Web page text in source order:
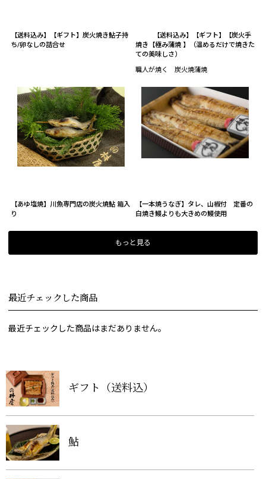
【送料込み】【ギフト】炭火焼き鮎子持
ち/卵なしの詰合せ
【送料込み】【ギフト】【炭火手
焼き【極み蒲焼 】（温めるだけで焼きた
ての美味しさ）
職人が焼く 炭火焼蒲焼
【あゆ塩焼】川魚専門店の炭火焼鮎 箱入
り
【一本焼うなぎ】タレ、山椒付 定番の
白焼き鰻よりも大きめの鰻使用
もっと見る
最近チェックした商品
最近チェックした商品はまだありません。
ギフト（送料込）
鮎